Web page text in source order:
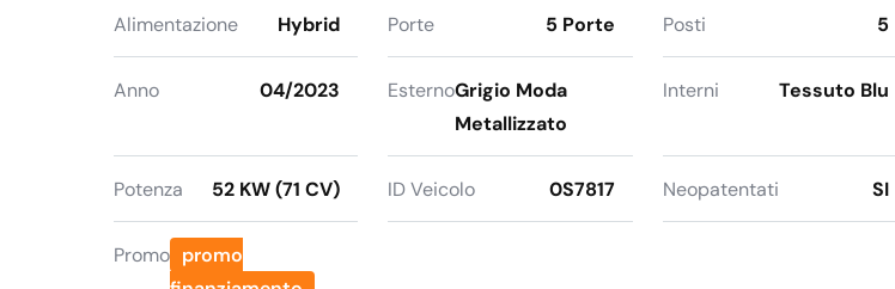
Alimentazione Hybrid Porte 5 Porte Posti 5
Anno 04/2023 EsternoGrigio Moda
Metallizzato
Interni Tessuto Blu
Potenza 52 KW (71 CV) ID Veicolo 0S7817 Neopatentati SI
Promo promo